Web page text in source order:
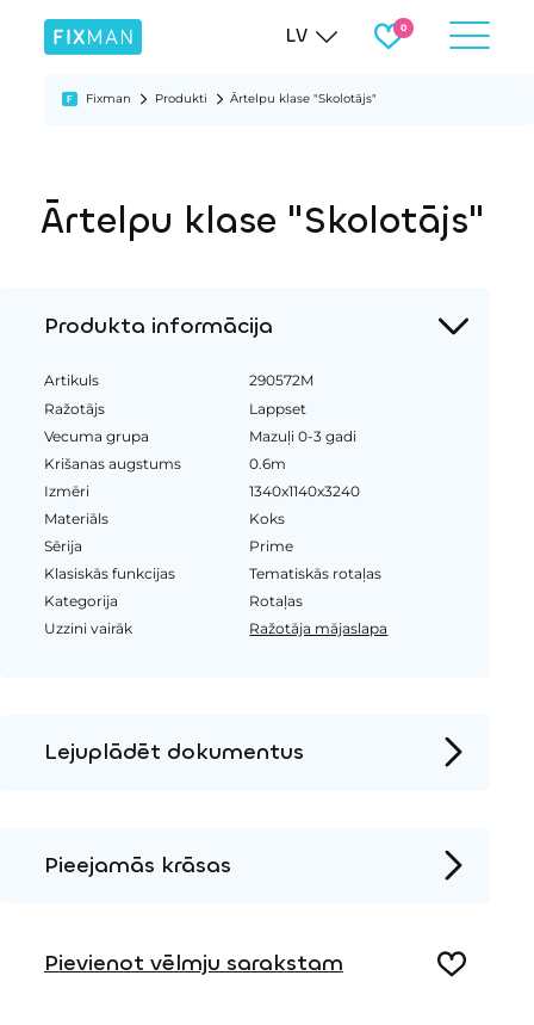
LV
Fixman Produkti Ārtelpu klase "Skolotājs"
Ārtelpu klase "Skolotājs"
Produkta informācija
Artikuls
290572M
Ražotājs
Lappset
Vecuma grupa
Mazuļi 0-3 gadi
Krišanas augstums
0.6m
Izmēri
1340x1140x3240
Materiāls
Koks
Sērija
Prime
Klasiskās funkcijas
Tematiskās rotaļas
Kategorija
Rotaļas
Uzzini vairāk
Ražotāja mājaslapa
Lejuplādēt dokumentus
2D DWG – Sānu skats
3D DWG
Pieejamās krāsas
Pievienot vēlmju sarakstam